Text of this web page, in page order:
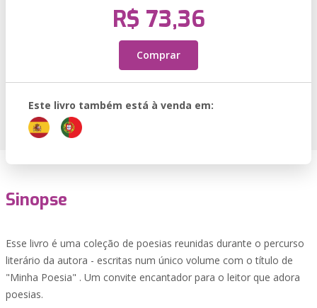
R$ 73,36
Comprar
Este livro também está à venda em:
Sinopse
Esse livro é uma coleção de poesias reunidas durante o percurso
literário da autora - escritas num único volume com o título de
"Minha Poesia" . Um convite encantador para o leitor que adora
poesias.